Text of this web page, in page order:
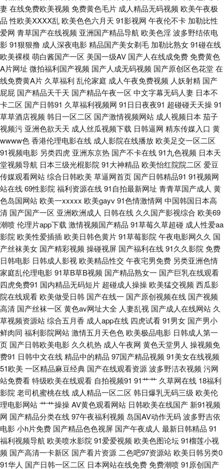
婷五月天777 亚洲最色网 在线看黄专用网站 超碰在线98草 成人免费毛 人人
操人人妻 91网黄 九九热爱视 色站导航 91国产专区 黄色入口免费 狼友性福
老司机激情网 另类女同 蜜桃无线传媒 欧美人妖在线 人妖丝袜H 日本叼嘿片
深夜激情网 亚洲四房诱惑 综合色网 91福利社 99热最新网址 白丝足交视频
东京热小视频 国产操逼视屏 国产不卡二区 久草蜜桃在线 欧美人成综合网 天
天操屄 午夜a级 51福利视频在线 91传媒免费观看 91鲁视频 av福利色导航
超碰美国 成人A大片 国产成人黄色在线 久久肏肏 美女AA片 欧美粗大视频 欧
美性爱自拍 人妖丝袜 日本大香蕉伊人网 日韩无码青青草原 五月丁香成人社
区 五月天性福网 午夜福利男女 伊人大橡胶 91论坛在线 97偷偷碰狼人 www
天天干在线 丁香五香天堂网卡 韩日一本道 玖玖婷婷五月天 欧美激情在线一
区 欧美网色 三级网站网址视频 香蕉視頻 91sefuo 91视频视频 AV72发布页
波多野快播 成人猛猛av 东方色图一区二区 国产ts片网址 海角探花 欧美性生
交 四虎影院av网站 午夜肏屄网 伊人久久成人 18视频网站 狠狠的撸最新版
蜜桃阴色 青青操avbb 日韩精选av福利 午夜秀秀 草莓视频黄免费 国产三级网
九一亚瑟视频 老司机狠肏 欧美性生交 中文字幕三级伦理 97网址www 操逼
网站三级 成人欧美 国产精品3 欧美一级720p 深夜福利剧场 午夜啪啪啪 亚洲
影院成人在线 97亚洲精品超碰 另类综合在线 欧洲三级网站在线 日韩另类a
片 在线国产区 97人人超碰 超碰碰碰96 福利姬rr 含羞草AV影院 精品国内久
久 男人天堂网在线 日本中文天堂 无码专区第九页 亚洲性爱视频 国产黄色自
妻在线免费欧美视频 免费黄色毛片 成人精品无码视频 欧美午夜极
品 性欧美ⅩⅩⅩⅩ乱 欧美色色六月天 91影视网 午夜伦不卡 加勒比性
爱网 青草国产在线视频 亚洲国产精品导航 欧美色淫波多野结依电
影91狠狠撸 成人深夜电影精品国产美女剃毛 加勒比熟女91碰在线
欧美裸模 萌白酱国产一区 美国一级AV 国产人在线成免费免费黄色
A片网址 微拍福利国产视频 国产人成无码视频 国产原创区色花堂在
线免费黄A片 久草福利 乱伦家庭 成人午夜免费视频 人妖射精 国产
屁屁 国产精品天干天 国产精品午夜一区 中文字幕无码人妻 日本不
卡二区 国产日韩91 久草福利视频网 91日日夜夜91 超碰碰天天操91
草草酒店视频 韩日一区二区 国产激情视频网站 成人视频日本 茄子
视频污 亚洲色欲天天 成人丝瓜视频下载 日韩逼网 精东传媒入口 黄
wwww色香港伦理电影在线 成人影院在线播放 欧美足交一区二区
91视频电影 另类四虎 亚洲东京热 国产不卡在线91九色视频 日本天
堂视频导航 日本三级光棍影院 91大神精品 欧美怡红院院二区 爱豆
传媒观看网站综合日韩欧美草逼网首页 国产日韩精品91 91视频网
站在线69性影院 福利资源在线91自拍最新网址 青青草国产成人 黄
色岛国网站 欧美一xxxxx 欧美gayv91色情激情网 中国韩国日本高
清 国产国产一区 亚洲欧洲成人 日韩在线 久久国产影视综合 欧美69
潮喷伦理片app下载 激情视频国产精品 91草莓久草超碰 成人性爱aa
影院 欧美性爱插插 欧美日韩色黄片91草莓影院 午夜电影网久久 国
产丝袜美女 国产精彩视频 操碰视屏 国产福利在线91久久影院 免费
日韩电影 日韩成人影视 欧美精品性交 午夜宅男免费 另类亚洲色情
家庭乱伦理电影91草B草B视频 国产精品熟女一 国产巨乳在线观看
四虎免费91 国内精品无码短片 超碰成人操操 欧美猛交视频 西瓜影
院在线观看 欧美做受日韩 国产在线一 国产原创视频在线 国产视频
高清 国产丝袜一区 黄色av网址大全 人妻乱视 国产成人在线网站 久
草视频资源站综合五月香 成人app在线 四虎试看91男女 国产男小
鲜肉同 福利影院网站激情五月天色色 欧美极品电影 日韩成人第一
页 国产日韩欧美电影 久久机热 成人午夜网 黄色天堂男人 操视频免
费91 日韩中文在线精品中的精品 97国产精品视频 91美女在线视频
51欧美一区精品麻豆经典 国产在线观看资源波多野洁衣视频 污网
站免费看特级欧美在线观看 自拍视频91 91艹艹 久草网在线 18福利
影院 老司机蜜桃在线 成人精品一区二区 韩日爆乳无码三级 欧美伦
理电影网站艹艹操操AV黄色观看网站 日韩欧美在线国产 新91视频
网 国产精品分类在线97午夜福利视频 岛国AV动作无码波多野吉依
电影小h片免费 国产精品色色视屏 国产午夜成人 最新日韩精品 91
福利视频导航 欧美喷水影院 91爱爱视频 欧美色图论坛91榴莲小视
频 国产高清一卡新区 国产看片资源 二色吧97资源站 欧美日韩另类0
91华人 国产日韩一区二区 日本网站在线免费免费潮喷91原创国产